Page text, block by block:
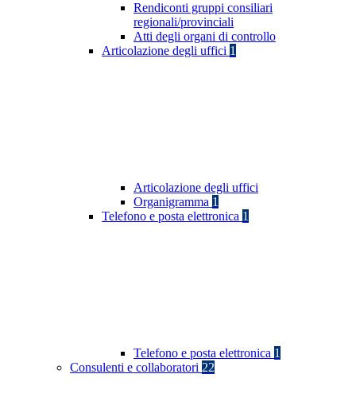
Rendiconti gruppi consiliari
regionali/provinciali
Atti degli organi di controllo
Articolazione degli uffici 1
Articolazione degli uffici
Organigramma 1
Telefono e posta elettronica 1
Telefono e posta elettronica 1
Consulenti e collaboratori 22